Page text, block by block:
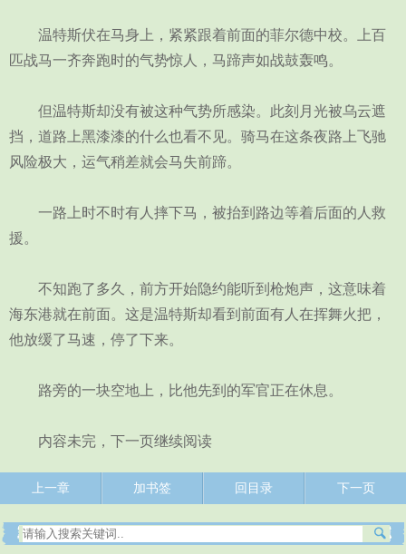
温特斯伏在马身上，紧紧跟着前面的菲尔德中校。上百
匹战马一齐奔跑时的气势惊人，马蹄声如战鼓轰鸣。
但温特斯却没有被这种气势所感染。此刻月光被乌云遮
挡，道路上黑漆漆的什么也看不见。骑马在这条夜路上飞驰
风险极大，运气稍差就会马失前蹄。
一路上时不时有人摔下马，被抬到路边等着后面的人救
援。
不知跑了多久，前方开始隐约能听到枪炮声，这意味着
海东港就在前面。这是温特斯却看到前面有人在挥舞火把，
他放缓了马速，停了下来。
路旁的一块空地上，比他先到的军官正在休息。
内容未完，下一页继续阅读
上一章 加书签 回目录 下一页